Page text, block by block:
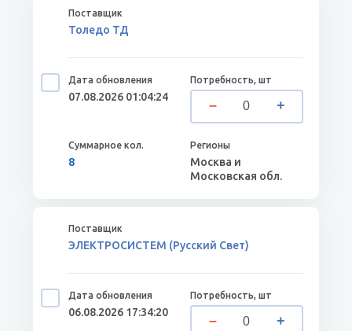
Толедо ТД
07.08.2026 01:04:24
8
Москва и
Московская обл.
ЭЛЕКТРОСИСТЕМ (Русский Свет)
06.08.2026 17:34:20